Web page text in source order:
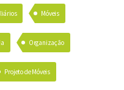
Móveis
Organização
Projeto de Móveis